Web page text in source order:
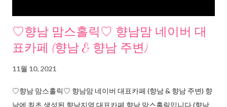
♡향남 맘스홀릭♡ 향남맘 네이버 대
표카페 (향남 & 향남 주변)
11월 10, 2021
♡향남 맘스홀릭♡ 향남맘 네이버 대표카페 (향남 & 향남 주변) 향
남에 최초 생성된 향남지역 대표카페 향남 맘스홀릭입니다 (향남